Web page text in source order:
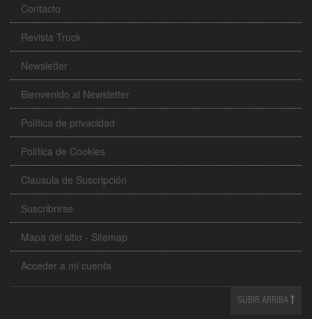
Contacto
Revista Truck
Newsletter
Bienvenido al Newsletter
Política de privacidad
Política de Cookies
Clausula de Suscripción
Suscribrirse
Mapa del sitio - Sitemap
Acceder a mi cuenta
SUBIR ARRIBA